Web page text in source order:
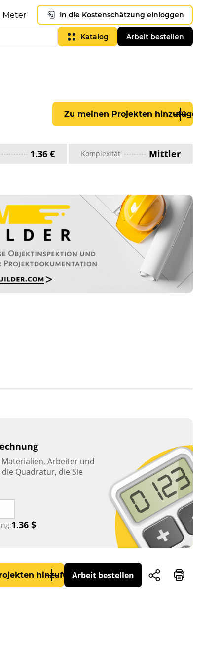
Meter In die Kostenschätzung einloggen
Katalog Arbeit bestellen
Zu meinen Projekten hinzufügen
1.36 € Komplexität Mittler
Materialien, Arbeiter und
Quadratur, die Sie
1.36 $
hinzufügenArbeit bestellen